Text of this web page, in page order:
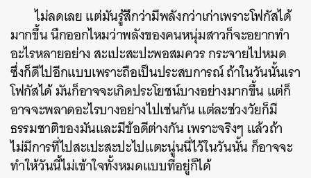
ไม่ลดเลย แต่มันรู้สึกว่ามีพลังกว่าเก่าเพราะโฟกัสได้
มากขึ้น นึกออกไหมว่าพลังของคนหนุ่มสาวก็จะอยากทำ
อะไรหลายอย่าง สะเปะสะปะพอสมควร กระจายไปหมด
ซึ่งก็ดีไปอีกแบบเพราะถือเป็นประสบการณ์ ถ้าในวันนั้นเรา
โฟกัสได้ มันก็อาจจะเกิดประโยชน์บางอย่างมากขึ้น แต่ก็
อาจจะพลาดอะไรบางอย่างไปเช่นกัน แต่ละช่วงวัยก็มี
ธรรมชาติของมันและมีข้อดีต่างกัน เพราะจริงๆ แล้วถ้า
ไม่มีการที่ไปสะเปะสะปะไปแตะนู่นนี่ไว้ในวันนั้น ก็อาจจะ
ทำให้วันนี้ไม่เข้าใจทั้งหมดแบบที่อยู่ก็ได้